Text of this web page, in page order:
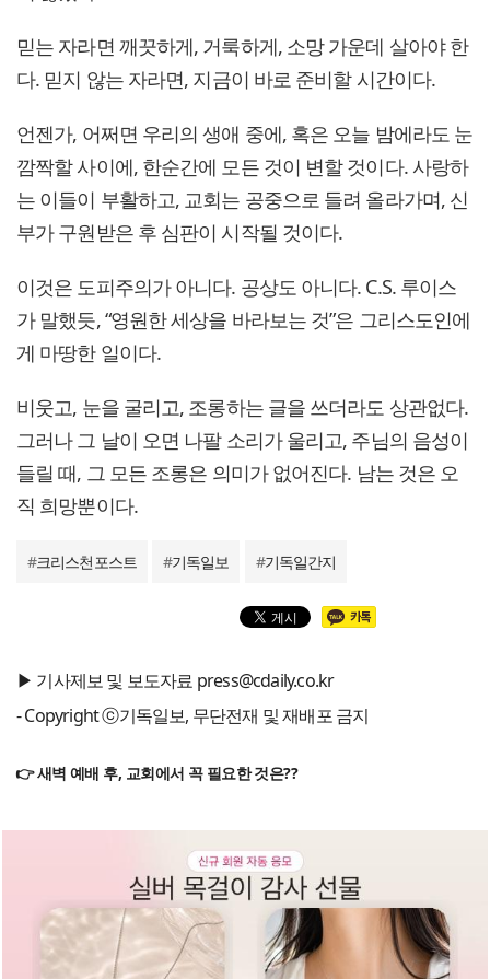
믿는 자라면 깨끗하게, 거룩하게, 소망 가운데 살아야 한
다. 믿지 않는 자라면, 지금이 바로 준비할 시간이다.
언젠가, 어쩌면 우리의 생애 중에, 혹은 오늘 밤에라도 눈
깜짝할 사이에, 한순간에 모든 것이 변할 것이다. 사랑하
는 이들이 부활하고, 교회는 공중으로 들려 올라가며, 신
부가 구원받은 후 심판이 시작될 것이다.
이것은 도피주의가 아니다. 공상도 아니다. C.S. 루이스
가 말했듯, “영원한 세상을 바라보는 것”은 그리스도인에
게 마땅한 일이다.
비웃고, 눈을 굴리고, 조롱하는 글을 쓰더라도 상관없다.
그러나 그 날이 오면 나팔 소리가 울리고, 주님의 음성이
들릴 때, 그 모든 조롱은 의미가 없어진다. 남는 것은 오
직 희망뿐이다.
#크리스천포스트 #기독일보 #기독일간지
▶ 기사제보 및 보도자료 press@cdaily.co.kr
- Copyright ⓒ기독일보, 무단전재 및 재배포 금지
👉 새벽 예배 후, 교회에서 꼭 필요한 것은??